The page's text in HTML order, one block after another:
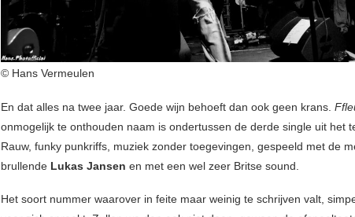
© Hans Vermeulen
En dat alles na twee jaar. Goede wijn behoeft dan ook geen krans.
onmogelijk te onthouden naam is ondertussen de derde single uit het
Rauw, funky punkriffs, muziek zonder toegevingen, gespeeld met de
brullende Lukas Jansen en met een wel zeer Britse sound.
Het soort nummer waarover in feite maar weinig te schrijven valt,